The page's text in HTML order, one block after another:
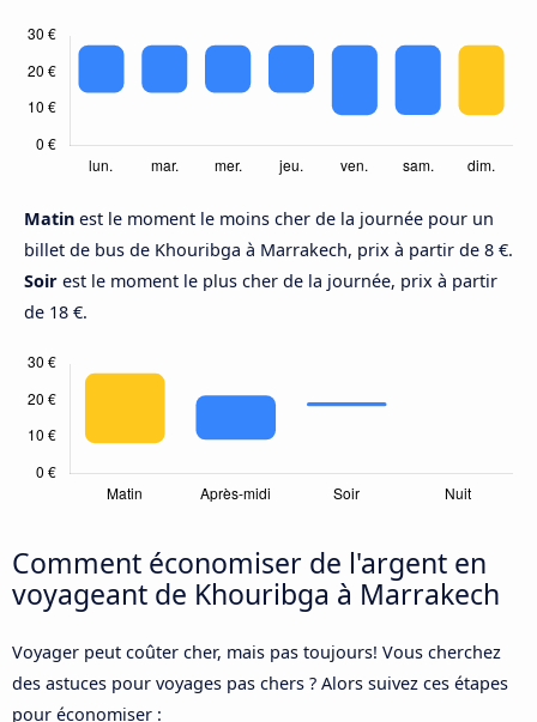
Matin est le moment le moins cher de la journée pour un
billet de bus de Khouribga à Marrakech, prix à partir de 8 €.
Soir est le moment le plus cher de la journée, prix à partir
de 18 €.
Comment économiser de l'argent en
voyageant de Khouribga à Marrakech
Voyager peut coûter cher, mais pas toujours! Vous cherchez
des astuces pour voyages pas chers ? Alors suivez ces étapes
pour économiser :